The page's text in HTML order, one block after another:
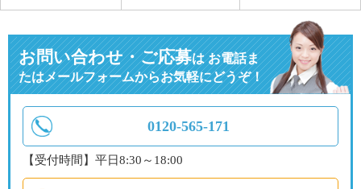
お問い合わせ・ご応募はお電話ま
たはメールフォームからお気軽にどうぞ！
0120-565-171
【受付時間】平日8:30～18:00